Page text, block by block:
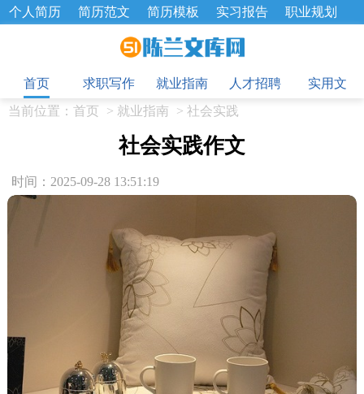
个人简历 简历范文 简历模板 实习报告
职业规划
招聘选拔 绩效考核 企业文化
工作总结
辞职报告
首页
求职写作 就业指南 人才招聘
实用文
当前位置： 首页 > 就业指南 > 社会实践
社会实践作文
时间：2025-09-28 13:51:19